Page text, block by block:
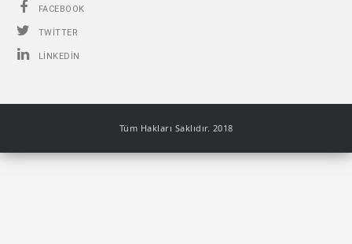
FACEBOOK
TWITTER
LINKEDIN
Tüm Hakları Saklıdır. 2018